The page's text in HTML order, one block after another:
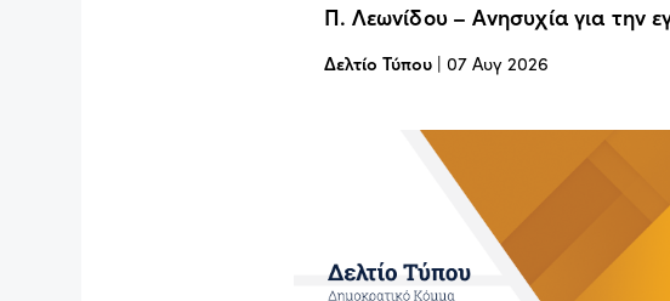
Π. Λεωνίδου – Ανησυχία για την
Δελτίο Τύπου | 07 Αυγ 2026